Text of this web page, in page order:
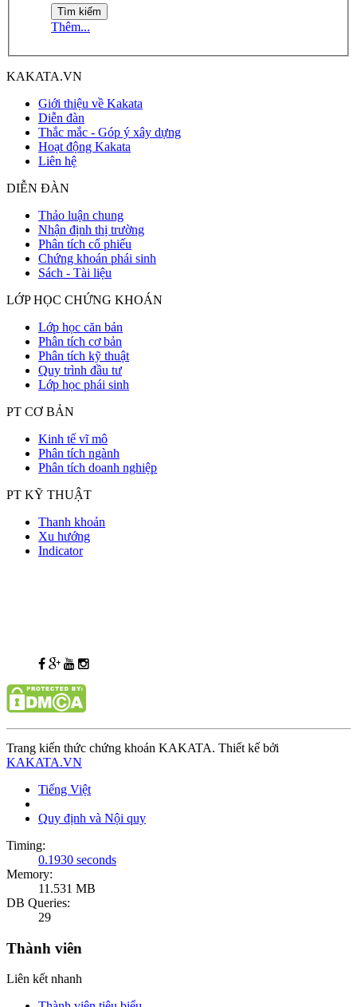
Thêm...
KAKATA.VN
Giới thiệu về Kakata
Diễn đàn
Thắc mắc - Góp ý xây dựng
Hoạt động Kakata
Liên hệ
DIỄN ĐÀN
Thảo luận chung
Nhận định thị trường
Phân tích cổ phiếu
Chứng khoán phái sinh
Sách - Tài liệu
LỚP HỌC CHỨNG KHOÁN
Lớp học căn bản
Phân tích cơ bản
Phân tích kỹ thuật
Quy trình đầu tư
Lớp học phái sinh
PT CƠ BẢN
Kinh tế vĩ mô
Phân tích ngành
Phân tích doanh nghiệp
PT KỸ THUẬT
Thanh khoản
Xu hướng
Indicator
Trang kiến thức chứng khoán KAKATA. Thiết kế bởi
KAKATA.VN
Tiếng Việt
Quy định và Nội quy
Timing:
0.1930 seconds
Memory:
11.531 MB
DB Queries:
29
Thành viên
Liên kết nhanh